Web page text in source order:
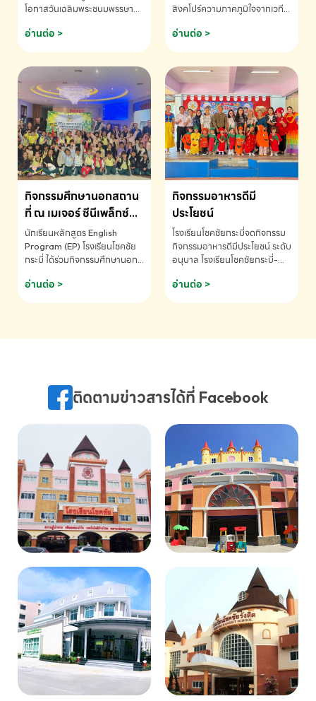
พระชนมพรรษา
โอกาสวันเฉลิมพระชนมพรรษา
ข้อมูลเพิ่มเติม โทร. 075-691910
อ่านต่อ >
ณ ประเทศสิงคโปร์
สิงคโปร์ความภาคภูมิใจจากเวที
ด.ช.พัทธนันท์ พรหมพันธ์ ชั้น
อนุบาล EP K3 โรงเรียนโชคชัย
แข่งขันคณิตศาสตร์และคณิตคิด
เร็วนานาชาติ ครั้งที่ 46 ประจำปี
2569 ณ ประเทศสิงคโปร์
INTERNATIONAL
MATHEMATICS AND
MENTAL ARITHMETIC
COMPETITION 2026 - ถ้วย
รางวัลรองชนะเลิศอันดับที่ 2
Mental Arithmetic
Competition K2 - ถ้วยรางวัล
รองชนะเลิศอันดับที่ 2 Mental
K2(Grop) โรงเรียนโชคชัยกระบี่-
สอบถามข้อมูลเพิ่มเติม โทร.
075-691910
อ่านต่อ >
กิจกรรมศึกษานอกสถาน
ที่ ณ เมเจอร์ ซีนีเพล็กซ์
ระดับประถมศึกษา (EP.1-
6)
นักเรียนหลักสูตร English
Program (EP) โรงเรียนโชคชัย
กระบี่ ได้ร่วมกิจกรรมศึกษานอก
ชมภาพยนตร์ Toy Story 5
(Soundtrack)เพื่อเสริมทักษะ
ภาษา ผ่านประสบการณ์การเรียนรู้
075-691910
อ่านต่อ >
กิจกรรมอาหารดีมี
ประโยชน์
โรงเรียนโชคชัยกระบี่จดกิจกรรม
กิจกรรมอาหารดีมีประโยชน์ ระดับ
อนุบาล โรงเรียนโชคชัยกระบี่-
075-691910
อ่านต่อ >
ติดตามข่าวสารได้ที่ Facebook